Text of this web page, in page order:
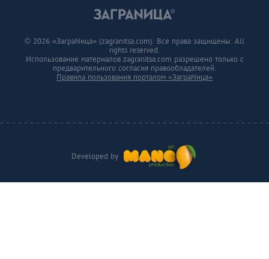
Developed by
© 2026 «ЗаграNица» (zagranitsa.com). Все права защищены. All
rights reserved.
Использование материалов zagranitsa.com разрешено только с
предварительного согласия правообладателей.
Правила пользования порталом «ЗаграNица»